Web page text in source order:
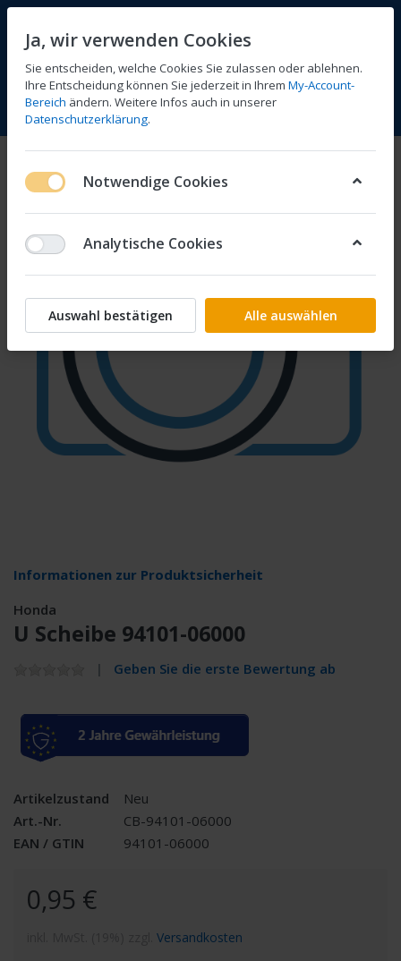
Menü Anmelden Vergleichen Wunschliste
Informationen zur Produktsicherheit
Honda
U Scheibe 94101-06000
Geben Sie die erste Bewertung ab
Artikelzustand
Neu
Art.-Nr.
CB-94101-06000
EAN / GTIN
94101-06000
0,95 €
Versandkosten
Ja, wir verwenden Cookies
Sie entscheiden, welche Cookies Sie zulassen oder ablehnen.
Ihre Entscheidung können Sie jederzeit in Ihrem My-Account-
Bereich ändern. Weitere Infos auch in unserer
Datenschutzerklärung.
Notwendige Cookies
Analytische Cookies
Auswahl bestätigen Alle auswählen